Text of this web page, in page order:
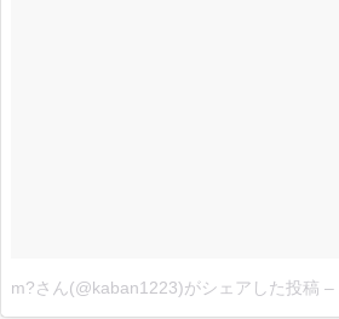
m?さん(@kaban1223)がシェアした投稿 –